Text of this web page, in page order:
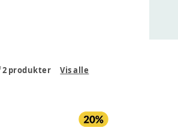
2 produkter Vis alle